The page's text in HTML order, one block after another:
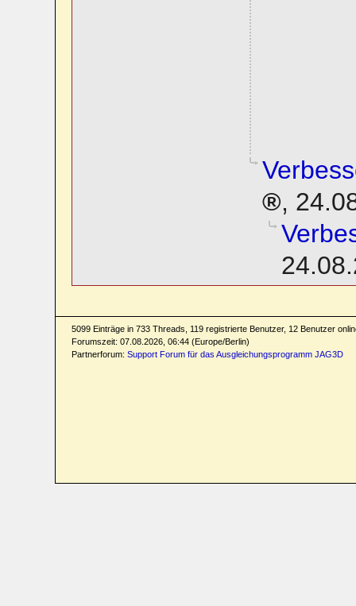
,
5099 Einträge in 733 Threads, 119 registrierte Benutzer, 12 Benutzer
Forumszeit: 07.08.2026, 06:44 (Europe/Berlin)
Partnerforum: Support Forum für das Ausgleichungsprogramm JAG3D